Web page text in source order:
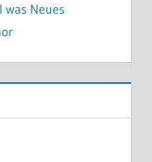
was Neues